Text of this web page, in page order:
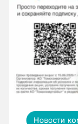
Новости